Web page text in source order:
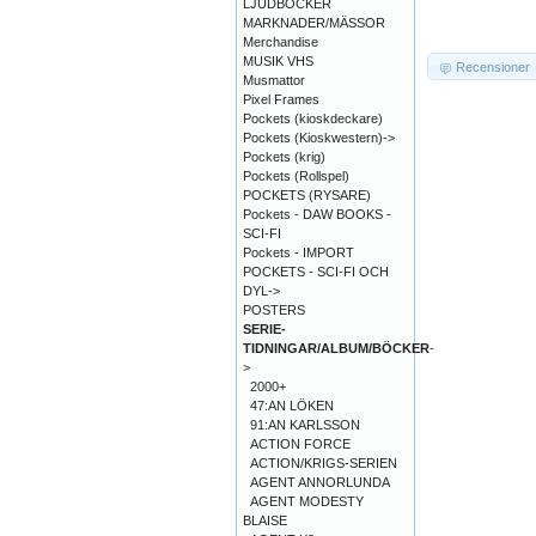
Recensioner
LJUDBÖCKER
MARKNADER/MÄSSOR
Merchandise
MUSIK VHS
Musmattor
Pixel Frames
Pockets (kioskdeckare)
Pockets (Kioskwestern)->
Pockets (krig)
Pockets (Rollspel)
POCKETS (RYSARE)
Pockets - DAW BOOKS -
SCI-FI
Pockets - IMPORT
POCKETS - SCI-FI OCH
DYL->
POSTERS
SERIE-
TIDNINGAR/ALBUM/BÖCKER-
>
2000+
47:AN LÖKEN
91:AN KARLSSON
ACTION FORCE
ACTION/KRIGS-SERIEN
AGENT ANNORLUNDA
AGENT MODESTY
BLAISE